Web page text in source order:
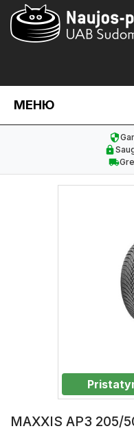
МЕНЮ
MAXXIS AP3 205/